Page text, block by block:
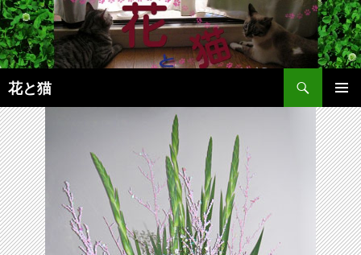
コ
ン
テ
ン
ツ
へ
ス
キ
ッ
プ
花と猫
検
索
メインメ
ニュー